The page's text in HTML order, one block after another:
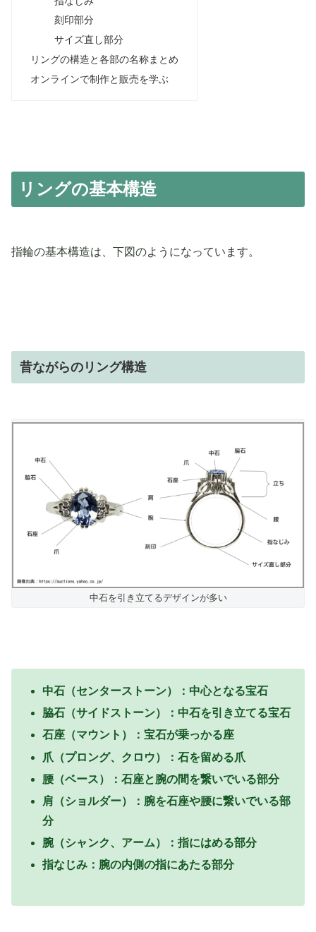
刻印部分
サイズ直し部分
リングの構造と各部の名称まとめ
オンラインで制作と販売を学ぶ
リングの基本構造
指輪の基本構造は、下図のようになっています。
昔ながらのリング構造
中石を引き立てるデザインが多い
中石（センターストーン）：中心となる宝石
脇石（サイドストーン）：中石を引き立てる宝石
石座（マウント）：宝石が乗っかる座
爪（プロング、クロウ）：石を留める爪
腰（ベース）：石座と腕の間を繋いでいる部分
肩（ショルダー）：腕を石座や腰に繋いでいる部
分
腕（シャンク、アーム）：指にはめる部分
指なじみ：腕の内側の指にあたる部分